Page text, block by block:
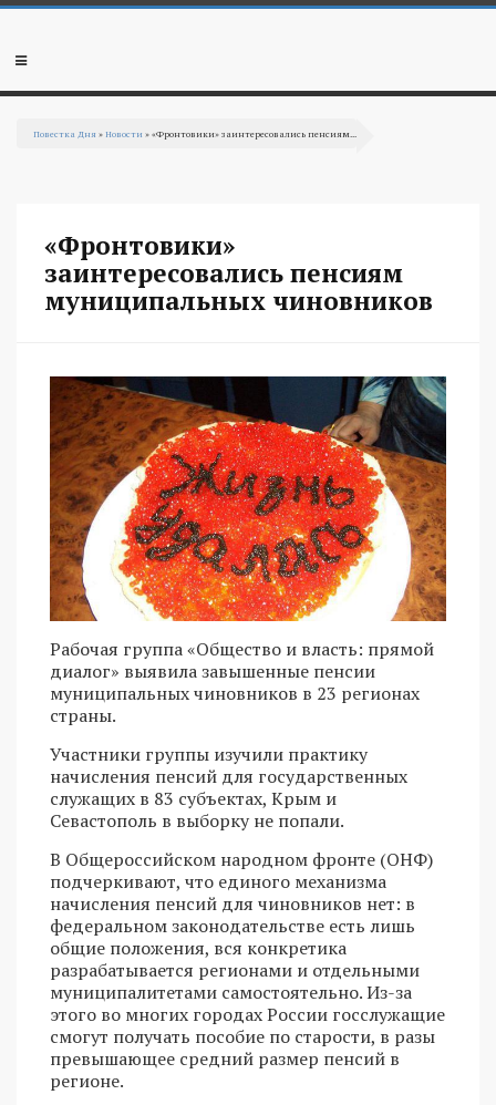
Перейти к основному содержанию
Мобильное
Повестка Дня »Новости » «Фронтовики» заинтересовались пенсиям...
«Фронтовики»
заинтересовались пенсиям
муниципальных чиновников
Рабочая группа «Общество и власть: прямой
диалог» выявила завышенные пенсии
муниципальных чиновников в 23 регионах
страны.
Участники группы изучили практику
начисления пенсий для государственных
служащих в 83 субъектах, Крым и
Севастополь в выборку не попали.
В Общероссийском народном фронте (ОНФ)
подчеркивают, что единого механизма
начисления пенсий для чиновников нет: в
федеральном законодательстве есть лишь
общие положения, вся конкретика
разрабатывается регионами и отдельными
муниципалитетами самостоятельно. Из-за
этого во многих городах России госслужащие
смогут получать пособие по старости, в разы
превышающее средний размер пенсий в
регионе.